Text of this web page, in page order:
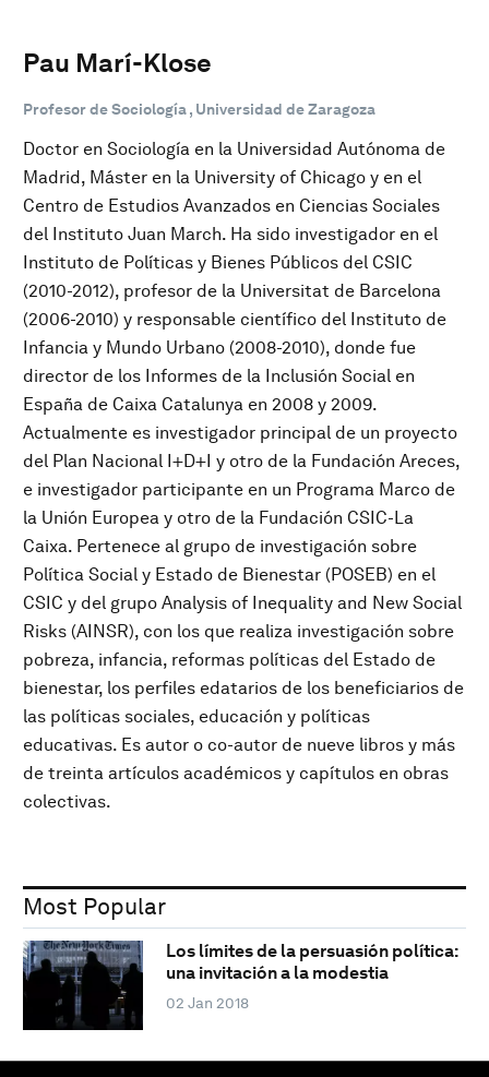
Pau Marí-Klose
Profesor de Sociología , Universidad de Zaragoza
Doctor en Sociología en la Universidad Autónoma de
Madrid, Máster en la University of Chicago y en el
Centro de Estudios Avanzados en Ciencias Sociales
del Instituto Juan March. Ha sido investigador en el
Instituto de Políticas y Bienes Públicos del CSIC
(2010-2012), profesor de la Universitat de Barcelona
(2006-2010) y responsable científico del Instituto de
Infancia y Mundo Urbano (2008-2010), donde fue
director de los Informes de la Inclusión Social en
España de Caixa Catalunya en 2008 y 2009.
Actualmente es investigador principal de un proyecto
del Plan Nacional I+D+I y otro de la Fundación Areces,
e investigador participante en un Programa Marco de
la Unión Europea y otro de la Fundación CSIC-La
Caixa. Pertenece al grupo de investigación sobre
Política Social y Estado de Bienestar (POSEB) en el
CSIC y del grupo Analysis of Inequality and New Social
Risks (AINSR), con los que realiza investigación sobre
pobreza, infancia, reformas políticas del Estado de
bienestar, los perfiles edatarios de los beneficiarios de
las políticas sociales, educación y políticas
educativas. Es autor o co-autor de nueve libros y más
de treinta artículos académicos y capítulos en obras
colectivas.
Most Popular
Los límites de la persuasión política:
una invitación a la modestia
02 Jan 2018